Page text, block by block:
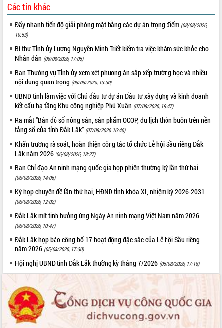
UBND tỉnh Đắk Lắk triển khai nhiệm
vụ 6 tháng cuối năm 2026
Kỳ họp thứ Hai, Hội đồng nhân dân
tỉnh khóa XI quyết nghị nhiều nội dung
quan trọng
Bí thư Tỉnh ủy Lương Nguyễn Minh
Triết thăm, tặng quà người có công với
cách mạng
Rà soát, hoàn thiện hệ thống thiết chế
văn hóa, thể thao đáp ứng yêu cầu
phát triển mới
Thường trực HĐND tỉnh Đắk Lắk gặp
mặt Đoàn chuyên gia y tế TP. Hồ Chí
Minh
Lễ truy điệu và an táng hài cốt liệt sĩ
tại Nghĩa trang Liệt sĩ xã Sơn Hòa
Bàn giải pháp tháo gỡ khó khăn trong
xuất khẩu sầu riêng và triển khai quy
định EUDR
Thứ trưởng Bộ Nông nghiệp và Môi
trường Nguyễn Hoàng Hiệp khảo sát
vùng trồng và doanh nghiệp đóng gói
sầu riêng tại Đắk Lắk
Trình diễn nghệ thuật chế biến các
món ăn từ sầu riêng
Đắk Lắk công bố Quy hoạch và xúc
tiến đầu tư tỉnh
Ngành cá ngừ Đắk Lắk chủ động thích
ứng để giữ vững thị trường xuất khẩu
Diễn đàn Kinh tế tư nhân Việt Nam đột
ALBUM ẢNH
LIÊN KẾT WEB
THỐNG KÊ TRUY CẬP
Hôm nay:
9093
Tất cả:
66094761
Các tin khác
Đẩy nhanh tiến độ giải phóng mặt bằng các dự án trọng điểm (08/08/2026,
19:53)
Bí thư Tỉnh ủy Lương Nguyễn Minh Triết kiểm tra việc khám sức khỏe cho
Nhân dân (08/08/2026, 17:05)
Ban Thường vụ Tỉnh ủy xem xét phương án sắp xếp trường học và nhiều
nội dung quan trọng (08/08/2026, 13:30)
UBND tỉnh làm việc với Chủ đầu tư dự án Đầu tư xây dựng và kinh doanh
kết cấu hạ tầng Khu công nghiệp Phú Xuân (07/08/2026, 19:47)
Ra mắt “Bản đồ số nông sản, sản phẩm OCOP, du lịch thôn buôn trên nền
tảng số của tỉnh Đắk Lắk” (07/08/2026, 16:46)
Khẩn trương rà soát, hoàn thiện công tác tổ chức Lễ hội Sầu riêng Đắk
Lắk năm 2026 (06/08/2026, 18:27)
Ban Chỉ đạo An ninh mạng quốc gia họp phiên thường kỳ lần thứ hai
(06/08/2026, 14:06)
Kỳ họp chuyên đề lần thứ hai, HĐND tỉnh khóa XI, nhiệm kỳ 2026-2031
(06/08/2026, 12:02)
Đắk Lắk mít tinh hưởng ứng Ngày An ninh mạng Việt Nam năm 2026
(06/08/2026, 10:47)
Đắk Lắk họp báo công bố 17 hoạt động đặc sắc của Lễ hội Sầu riêng
năm 2026 (05/08/2026, 17:30)
Hội nghị UBND tỉnh Đắk Lắk thường kỳ tháng 7/2026 (05/08/2026, 17:18)